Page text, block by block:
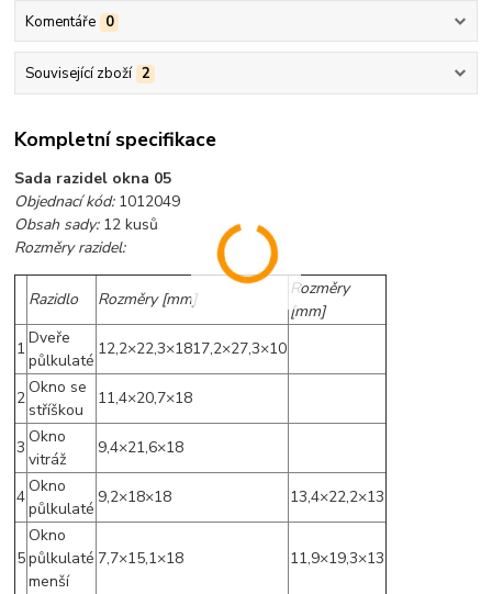
Komentáře 0
Související zboží 2
Kompletní specifikace
Sada razidel okna 05
Objednací kód:1012049
Obsah sady:12 kusů
Rozměry razidel:
Razidlo Rozměry [mm]
Rozměry
[mm]
1
Dveře
půlkulaté
12,2×22,3×1817,2×27,3×10
2
Okno se
stříškou
11,4×20,7×18
3
Okno
vitráž
9,4×21,6×18
4
Okno
půlkulaté
9,2×18×18 13,4×22,2×13
5
Okno
půlkulaté
menší
7,7×15,1×18 11,9×19,3×13